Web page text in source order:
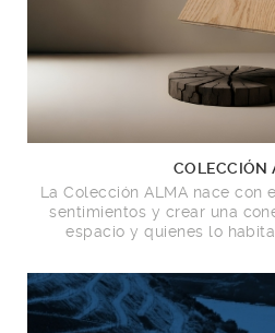
COLECCIÓN
La Colección ALMA nace con
sentimientos y crear una
espacio y quienes lo
auténticas, revelando la
en su esencia